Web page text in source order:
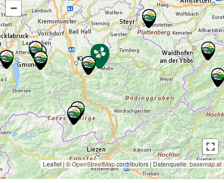
−
Leaflet | ©OpenStreetMapcontributors | Datenquelle:basemap.at